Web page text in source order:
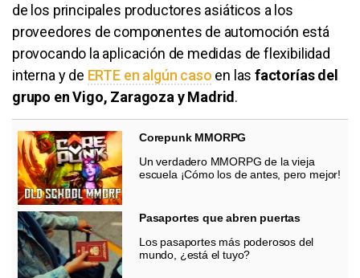
de los principales productores asiáticos a los
proveedores de componentes de automoción está
provocando la aplicación de medidas de flexibilidad
interna y de ERTE en algún caso en las factorías del
grupo en Vigo, Zaragoza y Madrid.
Corepunk MMORPG
Un verdadero MMORPG de la vieja
escuela ¡Cómo los de antes, pero mejor!
Pasaportes que abren puertas
Los pasaportes más poderosos del
mundo, ¿está el tuyo?